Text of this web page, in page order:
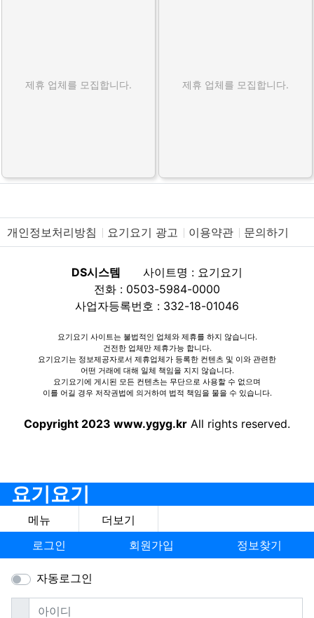
제휴 업체를 모집합니다. 제휴 업체를 모집합니다.
개인정보처리방침 요기요기 광고 이용약관 문의하기
DS시스템
사이트명 : 요기요기
전화 : 0503-5984-0000
사업자등록번호 : 332-18-01046
요기요기 사이트는 불법적인 업체와 제휴를 하지 않습니다.
건전한 업체만 제휴가능 합니다.
요기요기는 정보제공자로서 제휴업체가 등록한 컨텐츠 및 이와 관련한
어떤 거래에 대해 일체 책임을 지지 않습니다.
요기요기에 게시된 모든 컨텐츠는 무단으로 사용할 수 없으며
이를 어길 경우 저작권법에 의거하여 법적 책임을 물을 수 있습니다.
Copyright 2023 www.ygyg.kr All rights reserved.
요기요기
메뉴
더보기
로그인
회원가입 정보찾기
자동로그인
아이디필수